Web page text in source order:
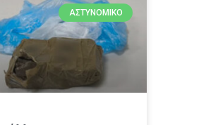
ΑΣΤΥΝΟΜΙΚΌ